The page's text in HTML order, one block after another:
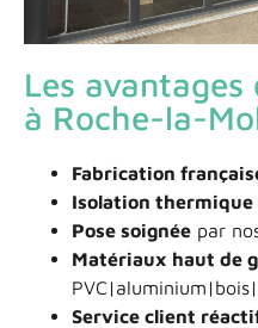
Les avantages
à Roche-la-
Fabrication
Isolation
Pose soignée par
Matériaux haut de
Service client